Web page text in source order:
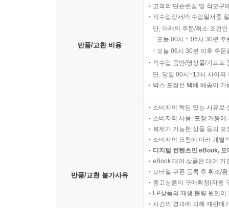
반품/교환 비용
고객의 단순변심 및 착오구
직수입양서/직수입일서중
단, 아래의 주문/취소 조건
오늘 00시 ~ 06시 30분
오늘 06시 30분 이후 주
직수입 음반/영상물/기프트
단, 당일 00시~13시 사이의
박스 포장은 택배 배송이
반품/교환 불가사유
소비자의 책임 있는 사유로
소비자의 사용, 포장 개봉
복제가 가능한 상품 등의
소비자의 요청에 따라 개별
디지털 컨텐츠인 eBook,
eBook 대여 상품은 대여 기
모바일 쿠폰 등록 후 취소/
중고상품이 구매확정(자동
LP상품의 재생 불량 원인
시간의 경과에 의해 재판매